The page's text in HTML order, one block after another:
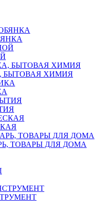
БЫТОВАЯ ХИМИЯ
ТОВАРЫ ДЛЯ ДОМА